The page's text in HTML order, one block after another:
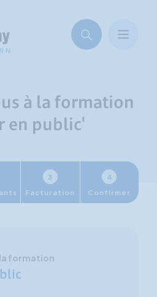
à la formation
en public'
3
Facturation
4
Confirmer
formation